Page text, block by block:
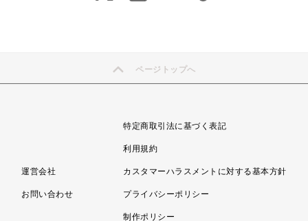
ページトップへ
運営会社
お問い合わせ
特定商取引法に基づく表記
利用規約
カスタマーハラスメントに対する基本方針
プライバシーポリシー
制作ポリシー